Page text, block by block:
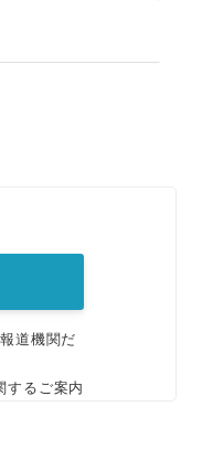
道機関だ
するご案内